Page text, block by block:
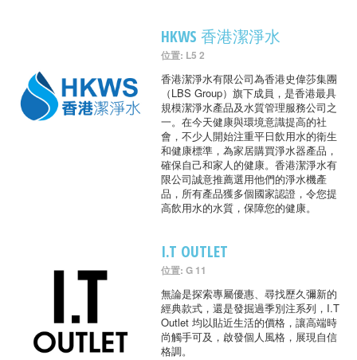
HKWS 香港潔淨水
位置: L5 2
香港潔淨水有限公司為香港史偉莎集團
（LBS Group）旗下成員，是香港最具
規模潔淨水產品及水質管理服務公司之
一。在今天健康與環境意識提高的社
會，不少人開始注重平日飲用水的衛生
和健康標準，為家居購買淨水器產品，
確保自己和家人的健康。香港潔淨水有
限公司誠意推薦選用他們的淨水機產
品，所有產品獲多個國家認證，令您提
高飲用水的水質，保障您的健康。
I.T OUTLET
位置: G 11
無論是探索專屬優惠、尋找歷久彌新的
經典款式，還是發掘過季別注系列，I.T
Outlet 均以貼近生活的價格，讓高端時
尚觸手可及，啟發個人風格，展現自信
格調。